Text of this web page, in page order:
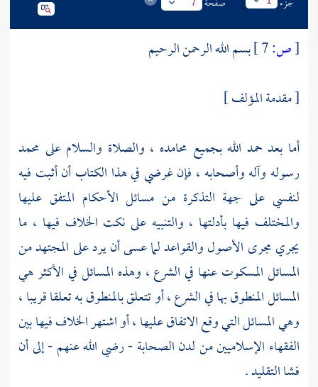
[ص:
بسم الله الرحمن الرحيم
[ مقدمة المؤلف ]
أما بعد حمد الله بجميع محامده ، والصلاة والسلام على محمد
رسوله وآله وأصحابه ، فإن غرضي في هذا الكتاب أن أثبت فيه
لنفسي على جهة التذكرة من مسائل الأحكام المتفق عليها
والمختلف فيها بأدلتها ، والتنبيه على نكت الخلاف فيها ، ما
يجري مجرى الأصول والقواعد لما عسى أن يرد على المجتهد من
المسائل المسكوت عنها في الشرع ، وهذه المسائل في الأكثر هي
المسائل المنطوق بها في الشرع ، أو تتعلق بالمنطوق به تعلقا قريبا ،
وهي المسائل التي وقع الاتفاق عليها ، أو اشتهر الخلاف فيها بين
الفقهاء الإسلاميين من لدن الصحابة - رضي الله عنهم - إلى أن
فشا التقليد .